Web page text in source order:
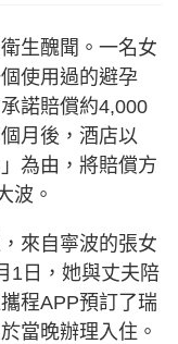
生醜聞。一名女
使用過的避孕
諾賠償約4,000
月後，酒店以
為由，將賠償方
波。
來自寧波的張女
1日，她與丈夫陪
程APP預訂了瑞
當晚辦理入住。